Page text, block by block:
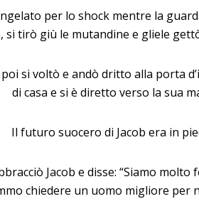
per lo shock mentre la
si tirò giù le mutandine e gliele
si voltò e andò dritto alla porta
di casa e si è diretto verso la sua
Il futuro suocero di Jacob era in
Jacob e disse: “Siamo
chiedere un uomo migliore per